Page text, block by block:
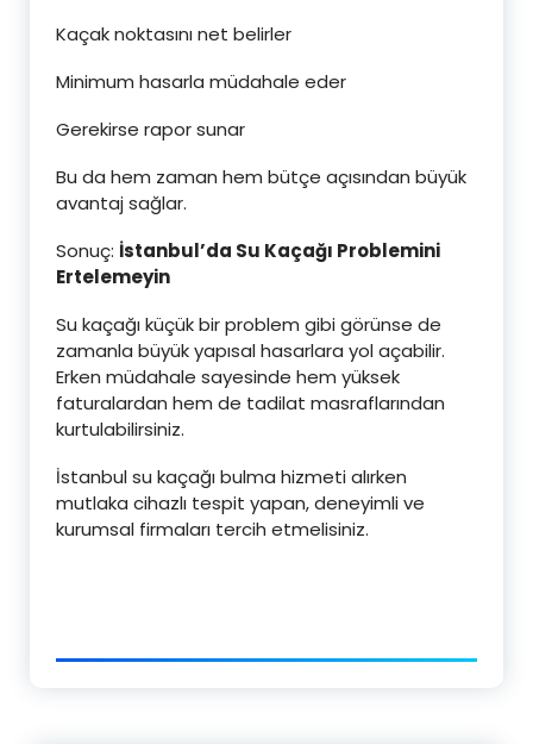
Kaçak noktasını net belirler
Minimum hasarla müdahale eder
Gerekirse rapor sunar
Bu da hem zaman hem bütçe açısından büyük
avantaj sağlar.
Sonuç: İstanbul’da Su Kaçağı Problemini
Ertelemeyin
Su kaçağı küçük bir problem gibi görünse de
zamanla büyük yapısal hasarlara yol açabilir.
Erken müdahale sayesinde hem yüksek
faturalardan hem de tadilat masraflarından
kurtulabilirsiniz.
İstanbul su kaçağı bulma hizmeti alırken
mutlaka cihazlı tespit yapan, deneyimli ve
kurumsal firmaları tercih etmelisiniz.